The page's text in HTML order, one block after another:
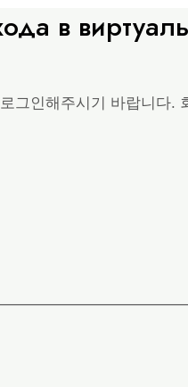
в
그인해주시기 바랍니다.